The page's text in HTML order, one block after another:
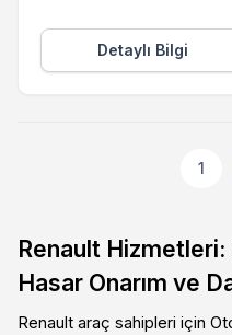
Detaylı Bilgi
1
Renault Hizmetleri:
Hasar Onarım ve
Renault araç sahipleri için